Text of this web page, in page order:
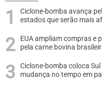
Ciclone-bomba avança
estados que serão mais
EUA ampliam compras e
pela carne bovina
Ciclone-bomba coloca
mudança no tempo em